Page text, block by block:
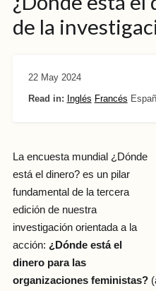
de la
22 May 2024
Read in: Inglés Francés
La encuesta mundial ¿Dónde
está el dinero? es un pilar
fundamental de la tercera
edición de nuestra
investigación orientada a la
acción: ¿Dónde está el
dinero para las
organizaciones feministas?